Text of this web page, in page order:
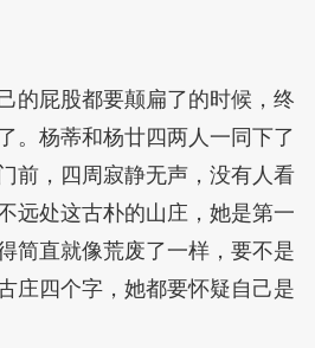
的屁股都要颠扁了的时候，终
。杨蒂和杨廿四两人一同下了
前，四周寂静无声，没有人看
远处这古朴的山庄，她是第一
简直就像荒废了一样，要不是
庄四个字，她都要怀疑自己是